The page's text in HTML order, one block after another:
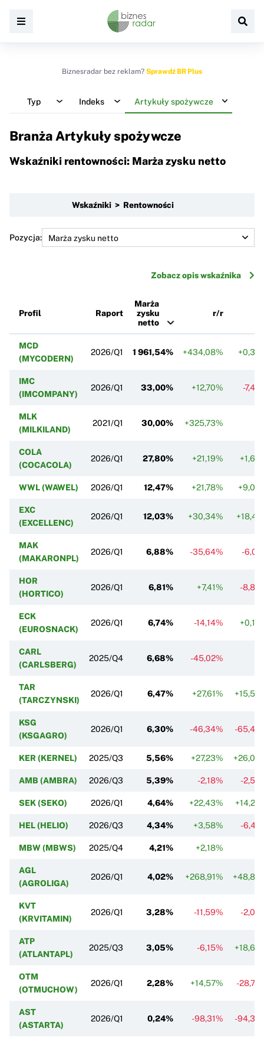
Biznesradar bez reklam? Sprawdź BR Plus
Typ Indeks Artykuły spożywcze
Branża Artykuły spożywcze
Wskaźniki rentowności: Marża zysku netto
Wskaźniki > Rentowności
Pozycja:
Zobacz opis wskaźnika
Profil Raport
Marża
zysku
netto
r/r
MCD
(MYCODERN)
2026/Q1 1 961,54% +434,08%
IMC
(IMCOMPANY)
2026/Q1 33,00% +12,70% -
MLK
(MILKILAND)
2021/Q1 30,00% +325,73%
COLA
(COCACOLA)
2026/Q1 27,80% +21,19%
WWL (WAWEL) 2026/Q1 12,47% +21,78%
EXC
(EXCELLENC)
2026/Q1 12,03% +30,34%
MAK
(MAKARONPL)
2026/Q1 6,88% -35,64% -
HOR
(HORTICO)
2026/Q1 6,81% +7,41% -
ECK
(EUROSNACK)
2026/Q1 6,74% -14,14%
CARL
(CARLSBERG)
2025/Q4 6,68% -45,02%
TAR
(TARCZYNSKI)
2026/Q1 6,47% +27,61%
KSG
(KSGAGRO)
2026/Q1 6,30% -46,34% -
KER (KERNEL) 2025/Q3 5,56% +27,23%
AMB (AMBRA) 2026/Q3 5,39% -2,18% -
SEK (SEKO) 2026/Q1 4,64% +22,43%
HEL (HELIO) 2026/Q3 4,34% +3,58% -
MBW (MBWS) 2025/Q4 4,21% +2,18%
AGL
(AGROLIGA)
2026/Q1 4,02% +268,91%
KVT
(KRVITAMIN)
2026/Q1 3,28% -11,59% -
ATP
(ATLANTAPL)
2025/Q3 3,05% -6,15%
OTM
(OTMUCHOW)
2026/Q1 2,28% +14,57% -
AST
(ASTARTA)
2026/Q1 0,24% -98,31% -